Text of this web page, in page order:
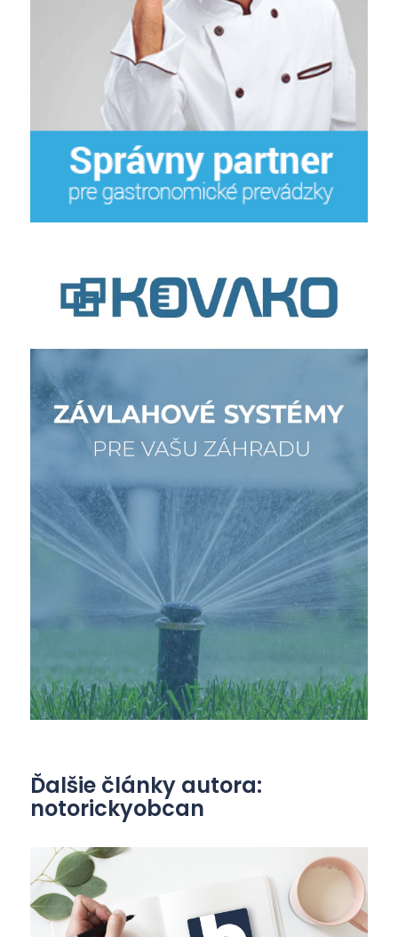
Ďalšie články autora:
notorickyobcan